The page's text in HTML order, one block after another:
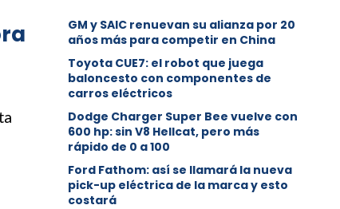
GM y SAIC renuevan su alianza por 20
años más para competir en China
Toyota CUE7: el robot que juega
baloncesto con componentes de
carros eléctricos
Dodge Charger Super Bee vuelve con
600 hp: sin V8 Hellcat, pero más
rápido de 0 a 100
Ford Fathom: así se llamará la nueva
pick-up eléctrica de la marca y esto
costará